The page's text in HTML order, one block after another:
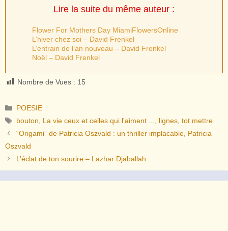
Lire la suite du même auteur :
Flower For Mothers Day MiamiFlowersOnline
L’hiver chez soi – David Frenkel
L’entrain de l’an nouveau – David Frenkel
Noël – David Frenkel
Nombre de Vues : 15
Catégories
POESIE
Étiquettes
bouton La vie ceux et celles qui l'aiment ... lignes ,tot mettre
“Origami” de Patricia Oszvald : un thriller implacable, Patricia
Oszvald
L’éclat de ton sourire – Lazhar Djaballah.